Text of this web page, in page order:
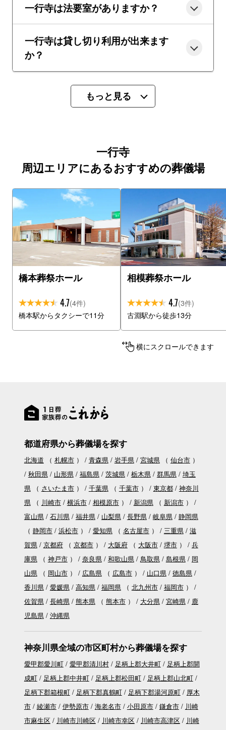
一行寺は法要室がありますか？
一行寺は貸し切り利用が出来ます
か？
もっと見る
一行寺
周辺エリアにあるおすすめの葬儀場
橋本葬祭ホール
4.7(4件)
橋本駅からタクシーで11分
相模葬祭ホール
4.7(3件)
古淵駅から徒歩13分
横にスクロールできます
都道府県から葬儀場を探す
北海道 （ 札幌市） 青森県 岩手県 宮城県（ 仙台市）
秋田県
山形県 福島県 茨城県 栃木県 群馬県
埼玉
県（ さいたま市） 千葉県（ 千葉市） 東京都
神奈川
県（ 川崎市 横浜市 相模原市） 新潟県（ 新潟市）
富山県
石川県 福井県 山梨県 長野県 岐阜県
静岡県
（ 静岡市 浜松市） 愛知県（ 名古屋市） 三重県
滋
賀県
京都府（ 京都市） 大阪府（ 大阪市 堺市）
兵
庫県（ 神戸市） 奈良県 和歌山県 鳥取県 島根県
岡
山県（ 岡山市） 広島県（ 広島市） 山口県
徳島県
香川県
愛媛県 高知県 福岡県（ 北九州市 福岡市）
佐賀県
長崎県 熊本県（ 熊本市） 大分県 宮崎県
鹿
児島県
沖縄県
神奈川県全域の市区町村から葬儀場を探す
愛甲郡愛川町 愛甲郡清川村 足柄上郡大井町
足柄上郡開
成町
足柄上郡中井町 足柄上郡松田町
足柄上郡山北町
足柄下郡箱根町
足柄下郡真鶴町 足柄下郡湯河原町
厚木
市
綾瀬市 伊勢原市 海老名市 小田原市 鎌倉市
川崎
市麻生区
川崎市川崎区 川崎市幸区 川崎市高津区
川崎